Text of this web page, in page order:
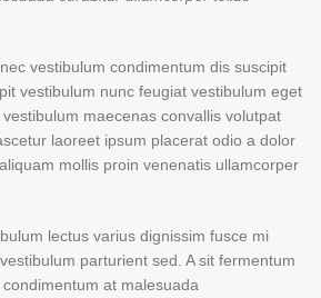
vestibulum condimentum dis suscipit
vestibulum nunc feugiat vestibulum eget
maecenas convallis volutpat
laoreet ipsum placerat odio a dolor
mollis proin venenatis ullamcorper
lectus varius dignissim fusce mi
parturient sed. A sit fermentum
at malesuada.